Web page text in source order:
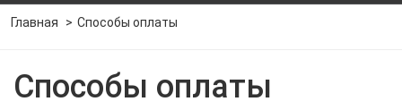
Главная Способы оплаты
Способы оплаты